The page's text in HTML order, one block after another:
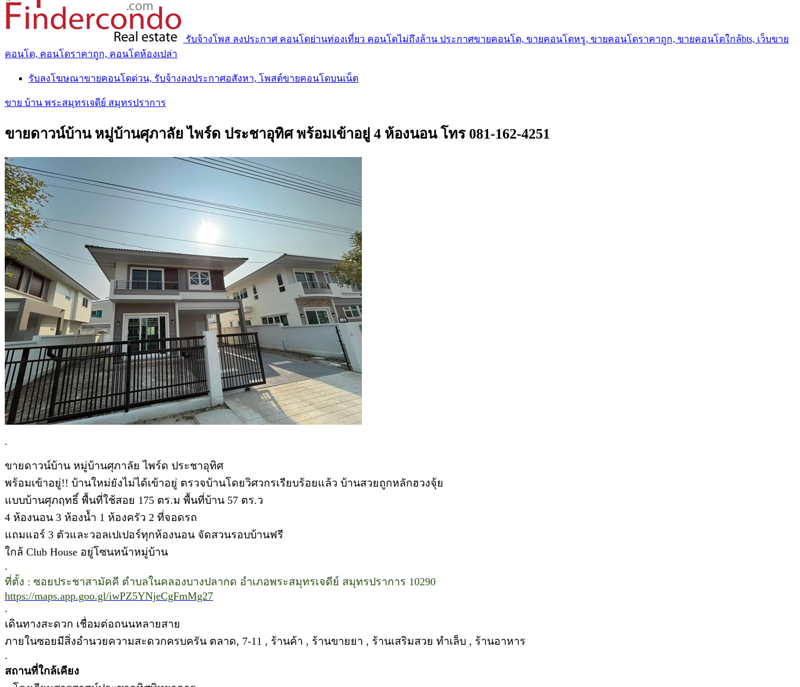
รับจ้างโพส ลงประกาศ คอนโดย่านท่องเที่ยว คอนโดไม่ถึงล้าน ประกาศขายคอนโด, ขายคอนโดหรู, ขายคอนโดราคาถูก, ขายคอนโดใกล้bts, เว็บขาย
คอนโด, คอนโดราคาถูก, คอนโดห้องเปล่า
รับลงโฆษณาขายคอนโดด่วน, รับจ้างลงประกาศอสังหา, โพสต์ขายคอนโดบนเน็ต
ขาย บ้าน พระสมุทรเจดีย์ สมุทรปราการ
ขายดาวน์บ้าน หมู่บ้านศุภาลัย ไพร์ด ประชาอุทิศ พร้อมเข้าอยู่ 4 ห้องนอน โทร 081-162-4251
.
ขายดาวน์บ้าน หมู่บ้านศุภาลัย ไพร์ด ประชาอุทิศ
พร้อมเข้าอยู่!! บ้านใหม่ยังไม่ได้เข้าอยู่ ตรวจบ้านโดยวิศวกรเรียบร้อยแล้ว บ้านสวยถูกหลักฮวงจุ้ย
แบบบ้านศุภฤทธิ์ พื้นที่ใช้สอย 175 ตร.ม พื้นที่บ้าน 57 ตร.ว
4 ห้องนอน 3 ห้องน้ำ 1 ห้องครัว 2 ที่จอดรถ
แถมแอร์ 3 ตัวและวอลเปเปอร์ทุกห้องนอน จัดสวนรอบบ้านฟรี
ใกล้ Club House อยู่โซนหน้าหมู่บ้าน
.
ที่ตั้ง : ซอยประชาสามัคคี ตำบลในคลองบางปลากด อำเภอพระสมุทรเจดีย์ สมุทรปราการ 10290
https://maps.app.goo.gl/iwPZ5YNjeCgFmMg27
.
เดินทางสะดวก เชื่อมต่อถนนหลายสาย
ภายในซอยมีสิ่งอำนวยความสะดวกครบครัน ตลาด, 7-11 , ร้านค้า , ร้านขายยา , ร้านเสริมสวย ทำเล็บ , ร้านอาหาร
.
สถานที่ใกล้เคียง